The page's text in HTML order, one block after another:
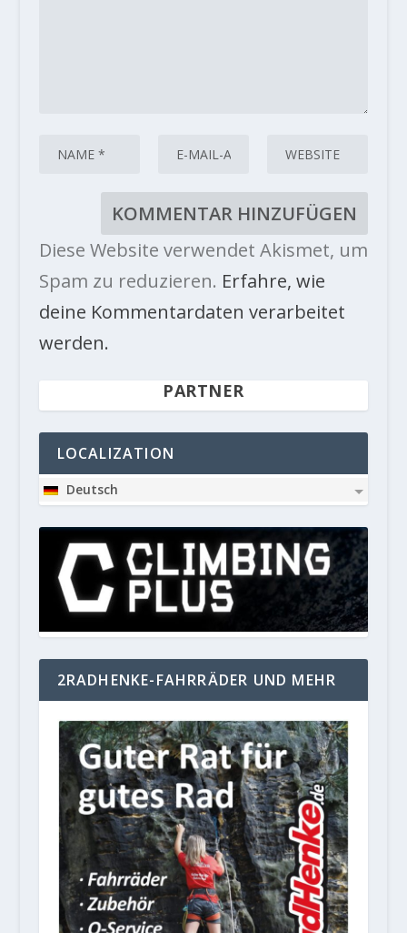
Diese Website verwendet Akismet, um
Spam zu reduzieren. Erfahre, wie
deine Kommentardaten verarbeitet
werden.
PARTNER
LOCALIZATION
Deutsch
2RADHENKE-FAHRRÄDER UND MEHR